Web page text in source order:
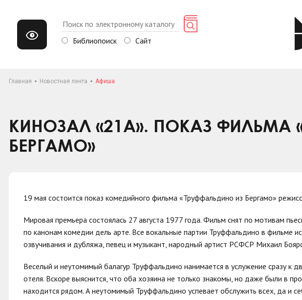
Библиопоиск Сайт
Главная Новостная лента Афиша
КИНОЗАЛ «21А». ПОКАЗ ФИЛЬМА
БЕРГАМО»
19 мая состоится показ комедийного фильма «Труффальдино из Бергамо»
Мировая премьера состоялась 27 августа 1977 года. Фильм снят по мотивам
по канонам комедии дель арте. Все вокальные партии Труффальдино в фильме
озвучивания и дубляжа, певец и музыкант, народный артист РСФСР Михаил
Веселый и неутомимый балагур Труффальдино нанимается в услужение сразу к
отеля. Вскоре выяснится, что оба хозяина не только знакомы, но даже были в
находится рядом. А неутомимый Труффальдино успевает обслужить всех, да и